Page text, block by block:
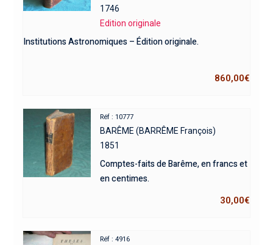
1746
Edition originale
Institutions Astronomiques – Édition originale.
860,00€
Réf : 10777
BARÊME (BARRÊME François)
1851
Comptes-faits de Barême, en francs et
en centimes.
30,00€
Réf : 4916